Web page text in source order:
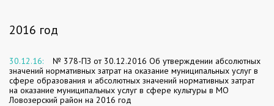
2016 год
30.12.16:
№ 378-ПЗ от 30.12.2016 Об утверждении абсолютных
значений нормативных затрат на оказание муниципальных услуг в
сфере образования и абсолютных значений нормативных затрат
на оказание муниципальных услуг в сфере культуры в МО
Ловозерский район на 2016 год